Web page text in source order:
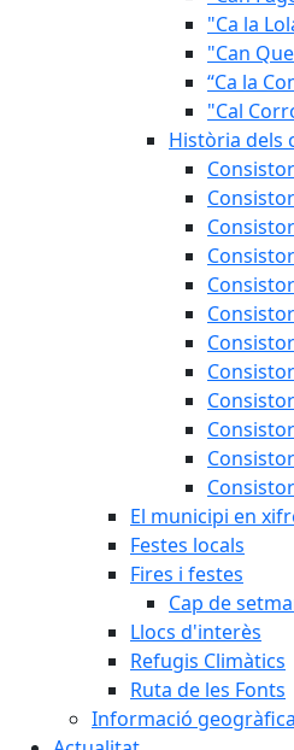
"Ca la
"Can
“Ca la
"Cal
Història dels
El municipi en
Festes locals
Fires i festes
Cap de
Llocs d'interès
Refugis Climàtics
Ruta de les Fonts
Informació geogràfica